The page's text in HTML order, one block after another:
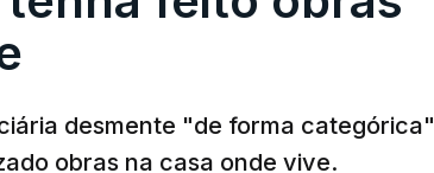
desmente "de forma categórica"
obras na casa onde vive.